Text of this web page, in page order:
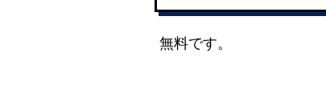
無料です。